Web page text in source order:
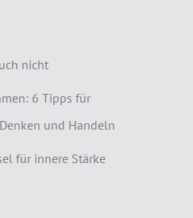
nicht
6 Tipps für
und Handeln
für innere Stärke